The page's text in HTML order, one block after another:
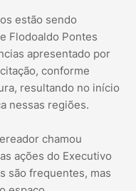
estão sendo
Flodoaldo Pontes
apresentado por
conforme
resultando no início
nessas regiões.
chamou
ações do Executivo
são frequentes, mas